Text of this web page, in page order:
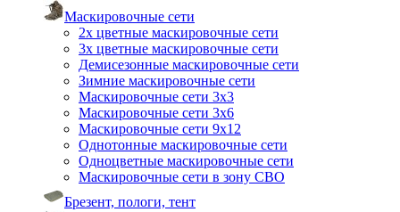
Маскировочные сети
2х цветные маскировочные сети
3х цветные маскировочные сети
Демисезонные маскировочные сети
Зимние маскировочные сети
Маскировочные сети 3х3
Маскировочные сети 3х6
Маскировочные сети 9х12
Однотонные маскировочные сети
Одноцветные маскировочные сети
Маскировочные сети в зону СВО
Брезент, пологи, тент